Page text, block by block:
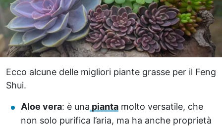
Ecco alcune delle migliori piante grasse per il Feng
Shui.
Aloe vera: è una pianta molto versatile, che
non solo purifica l’aria, ma ha anche proprietà